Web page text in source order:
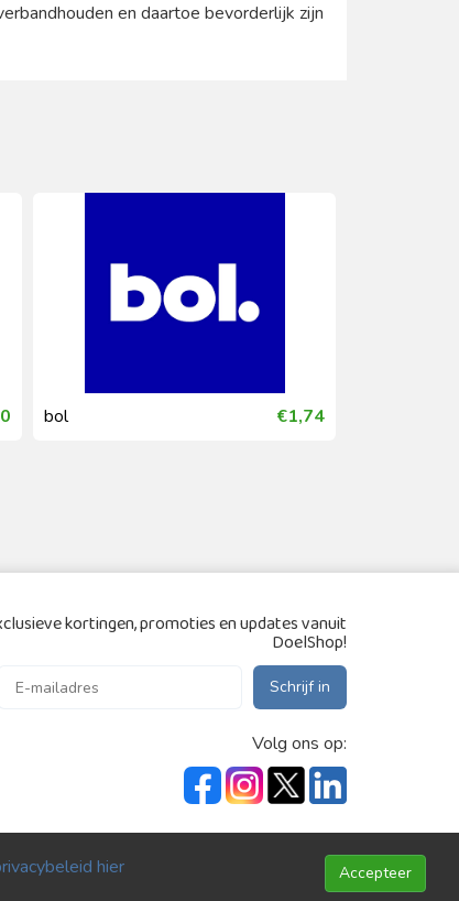
en daartoe bevorderlijk zijn
bol €1,74
kortingen, promoties en updates vanuit
DoelShop!
Schrijf in
Volg ons op:
Accepteer
hier